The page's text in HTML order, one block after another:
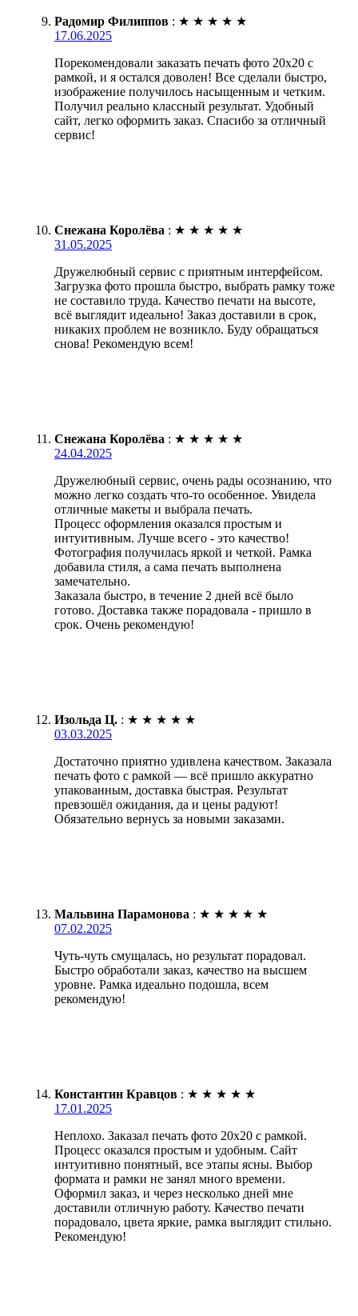
Радомир Филиппов : ★ ★ ★ ★ ★
17.06.2025
Порекомендовали заказать печать фото 20х20 с
рамкой, и я остался доволен! Все сделали быстро,
изображение получилось насыщенным и четким.
Получил реально классный результат. Удобный
сайт, легко оформить заказ. Спасибо за отличный
сервис!
Снежана Королёва : ★ ★ ★ ★ ★
31.05.2025
Дружелюбный сервис с приятным интерфейсом.
Загрузка фото прошла быстро, выбрать рамку тоже
не составило труда. Качество печати на высоте,
всё выглядит идеально! Заказ доставили в срок,
никаких проблем не возникло. Буду обращаться
снова! Рекомендую всем!
Снежана Королёва : ★ ★ ★ ★ ★
24.04.2025
Дружелюбный сервис, очень рады осознанию, что
можно легко создать что-то особенное. Увидела
отличные макеты и выбрала печать.
Процесс оформления оказался простым и
интуитивным. Лучше всего - это качество!
Фотография получилась яркой и четкой. Рамка
добавила стиля, а сама печать выполнена
замечательно.
Заказала быстро, в течение 2 дней всё было
готово. Доставка также порадовала - пришло в
срок. Очень рекомендую!
Изольда Ц. : ★ ★ ★ ★ ★
03.03.2025
Достаточно приятно удивлена качеством. Заказала
печать фото с рамкой — всё пришло аккуратно
упакованным, доставка быстрая. Результат
превзошёл ожидания, да и цены радуют!
Обязательно вернусь за новыми заказами.
Мальвина Парамонова : ★ ★ ★ ★ ★
07.02.2025
Чуть-чуть смущалась, но результат порадовал.
Быстро обработали заказ, качество на высшем
уровне. Рамка идеально подошла, всем
рекомендую!
Константин Кравцов : ★ ★ ★ ★ ★
17.01.2025
Неплохо. Заказал печать фото 20х20 с рамкой.
Процесс оказался простым и удобным. Сайт
интуитивно понятный, все этапы ясны. Выбор
формата и рамки не занял много времени.
Оформил заказ, и через несколько дней мне
доставили отличную работу. Качество печати
порадовало, цвета яркие, рамка выглядит стильно.
Рекомендую!